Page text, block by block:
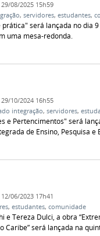
29/08/2025 15h59
, servidores, estudantes,
será lançada no dia 9
uma mesa-redonda.
29/10/2024 16h55
integração, servidores,
e Pertencimentos" será
de Ensino, Pesquisa e
12/06/2023 17h41
, estudantes, comunidade
e Tereza Dulci, a obra
será lançada na